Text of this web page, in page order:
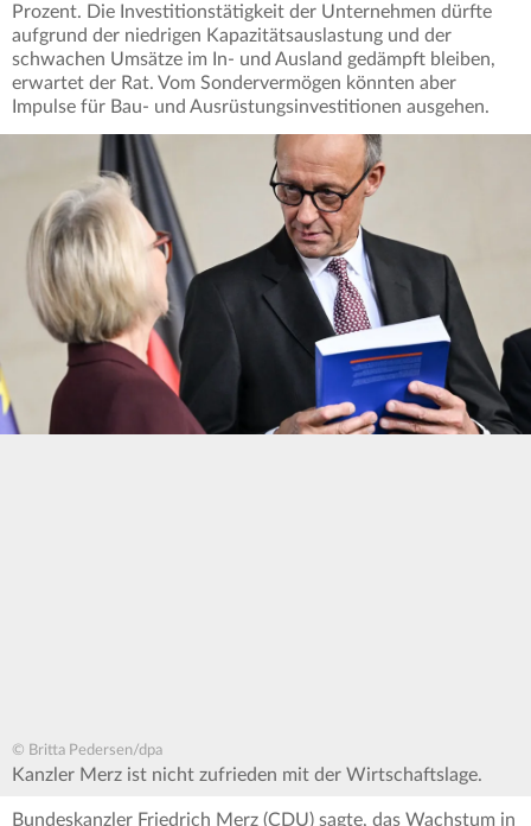
Prozent. Die Investitionstätigkeit der Unternehmen dürfte
aufgrund der niedrigen Kapazitätsauslastung und der
schwachen Umsätze im In- und Ausland gedämpft bleiben,
erwartet der Rat. Vom Sondervermögen könnten aber
Impulse für Bau- und Ausrüstungsinvestitionen ausgehen.
© Britta Pedersen/dpa
Kanzler Merz ist nicht zufrieden mit der Wirtschaftslage.
Bundeskanzler Friedrich Merz (CDU) sagte, das Wachstum in